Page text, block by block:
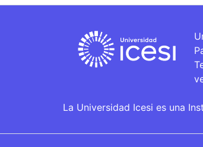
La Universidad Icesi es una